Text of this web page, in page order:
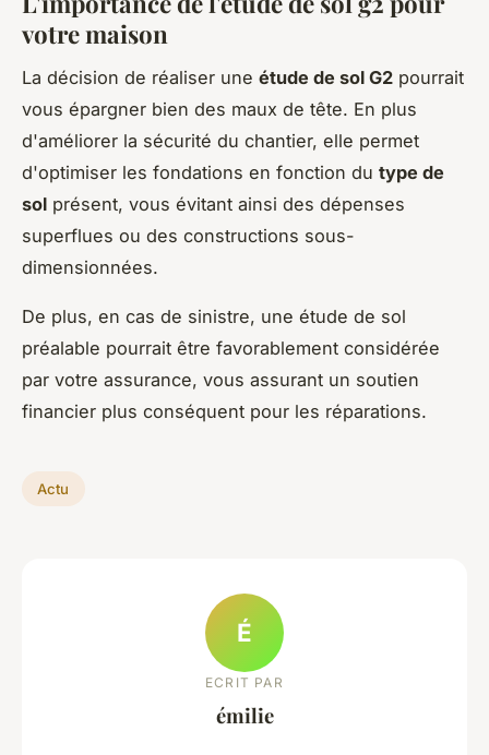
votre maison
La décision de réaliser une étude de sol G2 pourrait
vous épargner bien des maux de tête. En plus
d'améliorer la sécurité du chantier, elle permet
d'optimiser les fondations en fonction du type de
sol présent, vous évitant ainsi des dépenses
superflues ou des constructions sous-
dimensionnées.
De plus, en cas de sinistre, une étude de sol
préalable pourrait être favorablement considérée
par votre assurance, vous assurant un soutien
financier plus conséquent pour les réparations.
Actu
É
ECRIT PAR
émilie